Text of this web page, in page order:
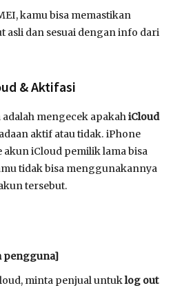
kamu bisa memastikan
asli dan sesuai dengan info dari
& Aktifasi
mengecek apakahiCloud
aktif atau tidak. iPhone
iCloud pemilik lama bisa
tidak bisa menggunakannya
tersebut.
pengguna]
minta penjual untuklog out